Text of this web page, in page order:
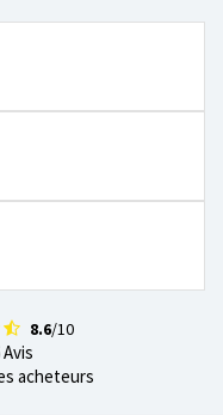
8.6/10
Avis
acheteurs